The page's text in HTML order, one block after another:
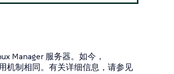
Manager 服务器。如今，
机制相同。有关详细信息，请参见